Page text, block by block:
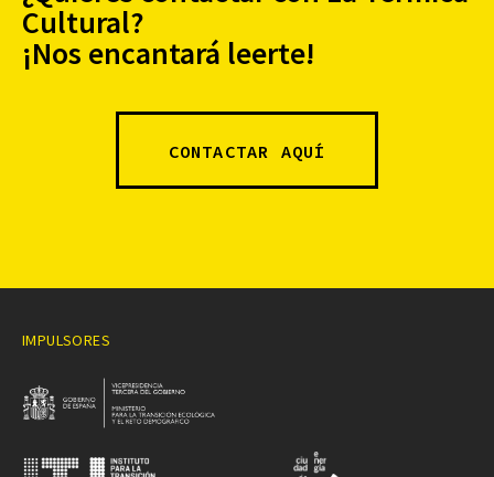
Cultural?
¡Nos encantará leerte!
CONTACTAR AQUÍ
IMPULSORES